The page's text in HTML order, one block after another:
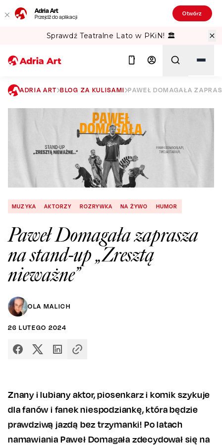
Adria Art
Przejdź do aplikacji Otwórz
Sprawdź Teatralne Lato w PKiN! 🏛️
Szukaj
ADRIA ART BLOG ZA KULISAMI PAWEŁ DOMAGAŁA
MUZYKA AKTORZY ROZRYWKA NA ŻYWO HUMOR
Paweł Domagała zaprasza
na stand-up „Zresztą
nieważne”
OLA MALICH
26 LUTEGO 2024
Znany i lubiany aktor, piosenkarz i komik szykuje
dla fanów i fanek niespodziankę, która będzie
prawdziwą jazdą bez trzymanki! Po latach
namawiania Paweł Domagała zdecydował się na